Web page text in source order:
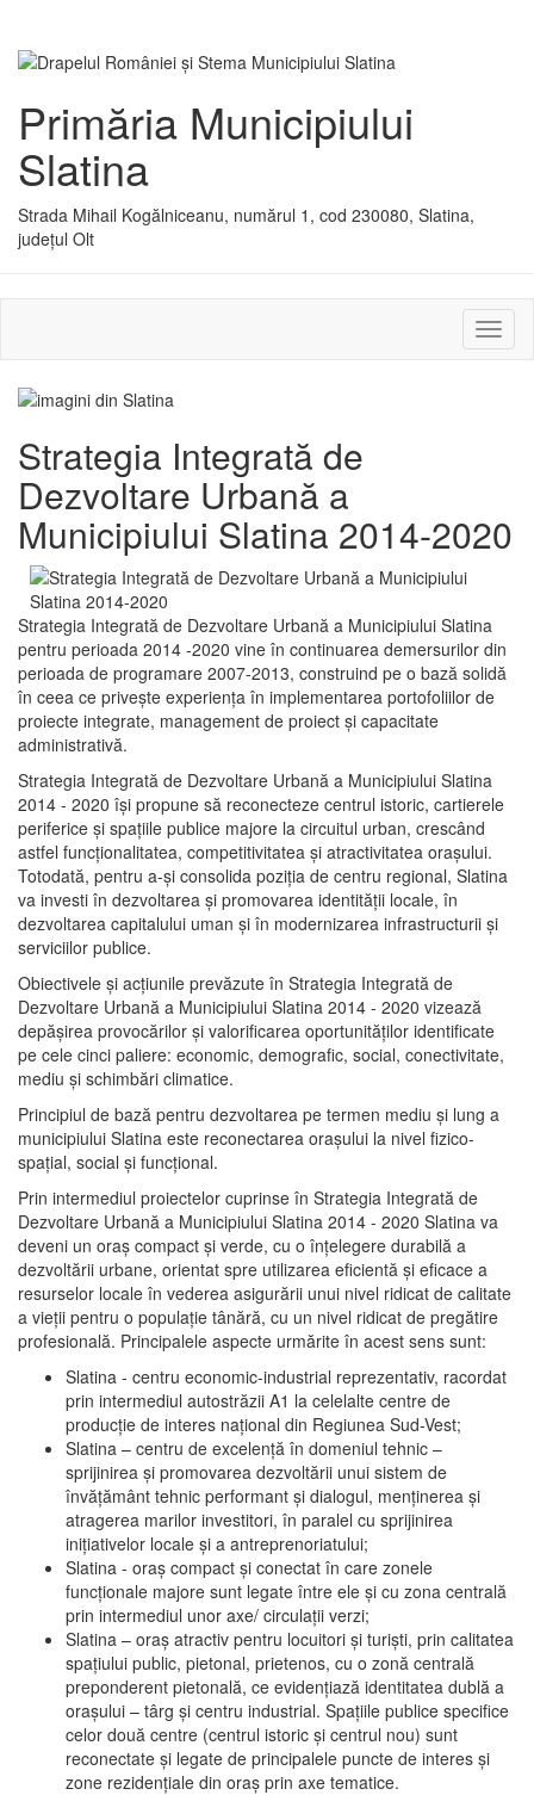
Primăria Municipiului
Slatina
Strada Mihail Kogălniceanu, numărul 1, cod 230080, Slatina,
județul Olt
sau
Strategia Integrată de
Dezvoltare Urbană a
Municipiului Slatina 2014-2020
Strategia Integrată de Dezvoltare Urbană a Municipiului Slatina
pentru perioada 2014 -2020 vine în continuarea demersurilor din
perioada de programare 2007-2013, construind pe o bază solidă
în ceea ce priveşte experienţa în implementarea portofoliilor de
proiecte integrate, management de proiect și capacitate
administrativă.
Strategia Integrată de Dezvoltare Urbană a Municipiului Slatina
2014 - 2020 își propune să reconecteze centrul istoric, cartierele
periferice şi spaţiile publice majore la circuitul urban, crescând
astfel funcţionalitatea, competitivitatea şi atractivitatea oraşului.
Totodată, pentru a-şi consolida poziţia de centru regional, Slatina
va investi în dezvoltarea şi promovarea identităţii locale, în
dezvoltarea capitalului uman şi în modernizarea infrastructurii şi
serviciilor publice.
Obiectivele şi acţiunile prevăzute în Strategia Integrată de
Dezvoltare Urbană a Municipiului Slatina 2014 - 2020 vizează
depășirea provocărilor şi valorificarea oportunităţilor identificate
pe cele cinci paliere: economic, demografic, social, conectivitate,
mediu şi schimbări climatice.
Principiul de bază pentru dezvoltarea pe termen mediu şi lung a
municipiului Slatina este reconectarea oraşului la nivel fizico-
spaţial, social şi funcţional.
Prin intermediul proiectelor cuprinse în Strategia Integrată de
Dezvoltare Urbană a Municipiului Slatina 2014 - 2020 Slatina va
deveni un oraş compact şi verde, cu o înţelegere durabilă a
dezvoltării urbane, orientat spre utilizarea eficientă şi eficace a
resurselor locale în vederea asigurării unui nivel ridicat de calitate
a vieţii pentru o populaţie tânără, cu un nivel ridicat de pregătire
profesională. Principalele aspecte urmărite în acest sens sunt:
Slatina - centru economic-industrial reprezentativ, racordat
prin intermediul autostrăzii A1 la celelalte centre de
producţie de interes naţional din Regiunea Sud-Vest;
Slatina – centru de excelenţă în domeniul tehnic –
sprijinirea şi promovarea dezvoltării unui sistem de
învăţământ tehnic performant şi dialogul, menţinerea şi
atragerea marilor investitori, în paralel cu sprijinirea
iniţiativelor locale şi a antreprenoriatului;
Slatina - oraş compact şi conectat în care zonele
funcţionale majore sunt legate între ele şi cu zona centrală
prin intermediul unor axe/ circulații verzi;
Slatina – oraş atractiv pentru locuitori şi turişti, prin calitatea
spaţiului public, pietonal, prietenos, cu o zonă centrală
preponderent pietonală, ce evidenţiază identitatea dublă a
oraşului – târg şi centru industrial. Spaţiile publice specifice
celor două centre (centrul istoric şi centrul nou) sunt
reconectate şi legate de principalele puncte de interes şi
zone rezidenţiale din oraş prin axe tematice.